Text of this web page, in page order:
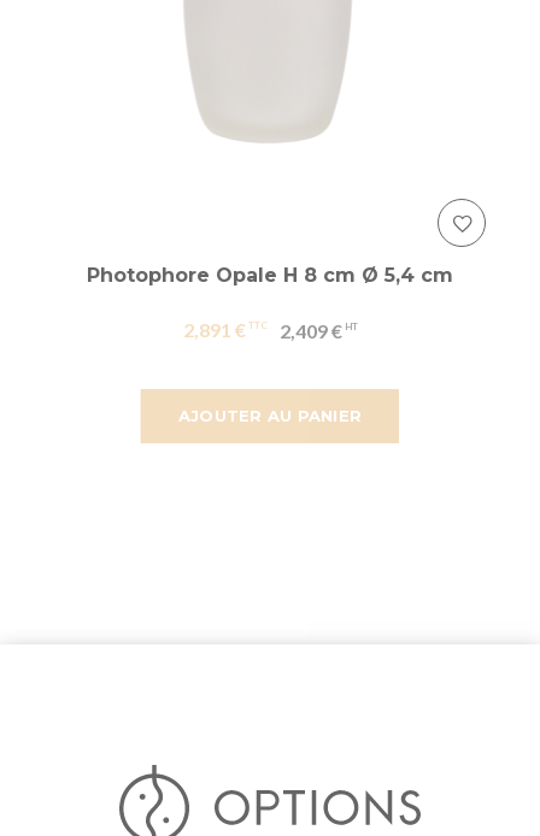
AJOUTER AU PANIER
Photophore Opale H 8 cm Ø 5,4 cm
2,891 € 2,409 €